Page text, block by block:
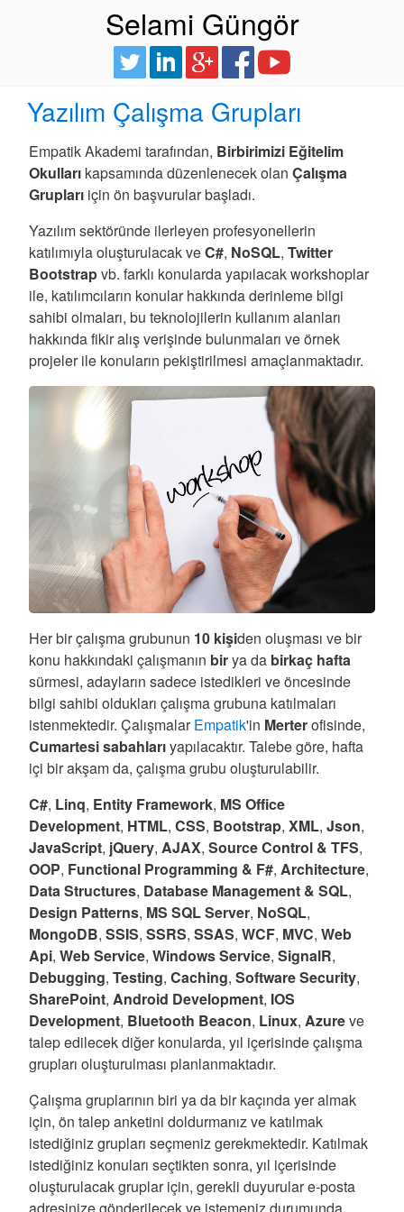
Selami Güngör
Yazılım Çalışma Grupları
Empatik Akademi tarafından, Birbirimizi Eğitelim
Okulları kapsamında düzenlenecek olan Çalışma
Grupları için ön başvurular başladı.
Yazılım sektöründe ilerleyen profesyonellerin
katılımıyla oluşturulacak veC#, NoSQL, Twitter
Bootstrapvb. farklı konularda yapılacak workshoplar
ile, katılımcıların konular hakkında derinleme bilgi
sahibi olmaları, bu teknolojilerin kullanım alanları
hakkında fikir alış verişinde bulunmaları ve örnek
projeler ile konuların pekiştirilmesi amaçlanmaktadır.
Her bir çalışma grubunun 10 kişiden oluşması ve bir
konu hakkındaki çalışmanın birya da birkaç hafta
sürmesi, adayların sadece istedikleri ve öncesinde
bilgi sahibi oldukları çalışma grubuna katılmaları
istenmektedir. ÇalışmalarEmpatik'in Merterofisinde,
Cumartesi sabahlarıyapılacaktır. Talebe göre, hafta
içi bir akşam da, çalışma grubu oluşturulabilir.
C#, Linq, Entity Framework, MS Office
Development, HTML, CSS, Bootstrap, XML, Json,
JavaScript, jQuery, AJAX, Source Control & TFS,
OOP, Functional Programming & F#, Architecture,
Data Structures, Database Management & SQL,
Design Patterns, MS SQL Server, NoSQL,
MongoDB, SSIS, SSRS, SSAS, WCF, MVC, Web
Api, Web Service, Windows Service, SignalR,
Debugging, Testing, Caching, Software Security,
SharePoint, Android Development, IOS
Development, Bluetooth Beacon, Linux, Azureve
talep edilecek diğer konularda, yıl içerisinde çalışma
grupları oluşturulması planlanmaktadır.
Çalışma gruplarının biri ya da bir kaçında yer almak
için, ön talep anketini doldurmanız ve katılmak
istediğiniz grupları seçmeniz gerekmektedir. Katılmak
istediğiniz konuları seçtikten sonra, yıl içerisinde
oluşturulacak gruplar için, gerekli duyurular e-posta
adresinize gönderilecek ve istemeniz durumunda